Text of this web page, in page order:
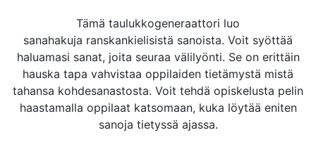
Tämä taulukkogeneraattori luo
sanahakuja ranskankielisistä sanoista. Voit syöttää
haluamasi sanat, joita seuraa välilyönti. Se on erittäin
hauska tapa vahvistaa oppilaiden tietämystä mistä
tahansa kohdesanastosta. Voit tehdä opiskelusta pelin
haastamalla oppilaat katsomaan, kuka löytää eniten
sanoja tietyssä ajassa.